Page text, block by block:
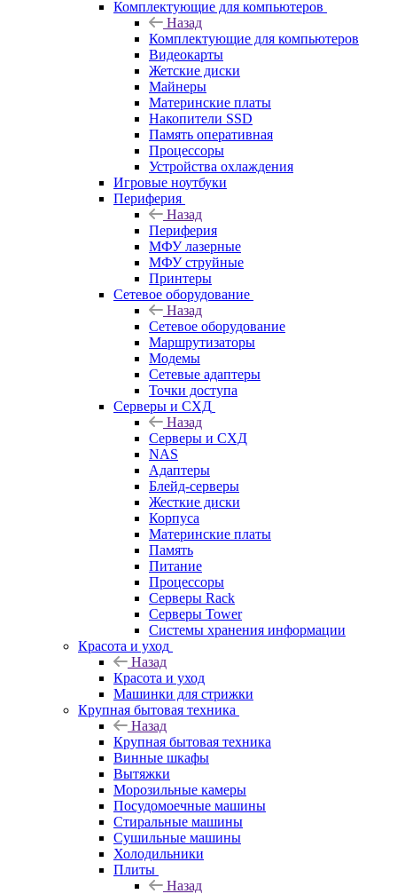
Комплектующие для компьютеров
Назад
Комплектующие для компьютеров
Видеокарты
Жетские диски
Майнеры
Материнские платы
Накопители SSD
Память оперативная
Процессоры
Устройства охлаждения
Игровые ноутбуки
Периферия
Назад
Периферия
МФУ лазерные
МФУ струйные
Принтеры
Сетевое оборудование
Назад
Сетевое оборудование
Маршрутизаторы
Модемы
Сетевые адаптеры
Точки доступа
Серверы и СХД
Назад
Серверы и СХД
NAS
Адаптеры
Блейд-серверы
Жесткие диски
Корпуса
Материнские платы
Память
Питание
Процессоры
Серверы Rack
Серверы Tower
Системы хранения информации
Красота и уход
Назад
Красота и уход
Машинки для стрижки
Крупная бытовая техника
Назад
Крупная бытовая техника
Винные шкафы
Вытяжки
Морозильные камеры
Посудомоечные машины
Стиральные машины
Сушильные машины
Холодильники
Плиты
Назад